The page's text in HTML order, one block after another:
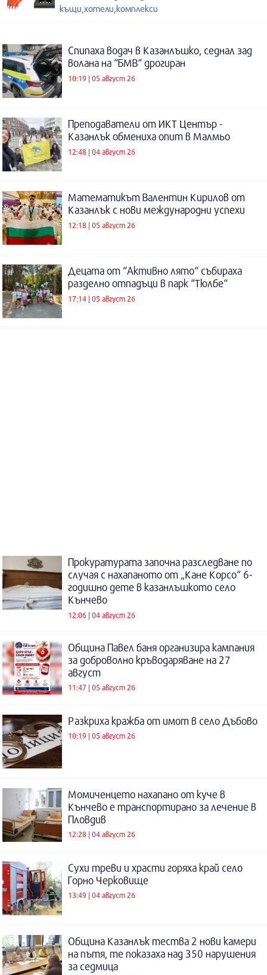
къщи,хотели,комплекси
Спипаха водач в Казанлъшко, седнал зад
волана на “БМВ“ дрогиран
10:19 | 05 август 26
Преподаватели от ИКТ Център -
Казанлък обмениха опит в Малмьо
12:48 | 04 август 26
Математикът Валентин Кирилов от
Казанлък с нови международни успехи
12:18 | 05 август 26
Децата от “Активно лято“ събираха
разделно отпадъци в парк “Тюлбе“
17:14 | 05 август 26
Прокуратурата започна разследване по
случая с нахапаното от „Кане Корсо“ 6-
годишно дете в казанлъшкото село
Кънчево
12:06 | 04 август 26
Община Павел баня организира кампания
за доброволно кръводаряване на 27
август
11:47 | 05 август 26
Разкриха кражба от имот в село Дъбово
10:19 | 05 август 26
Момиченцето нахапано от куче в
Кънчево е транспортирано за лечение в
Пловдив
12:28 | 04 август 26
Сухи треви и храсти горяха край село
Горно Черковище
13:49 | 04 август 26
Община Казанлък тества 2 нови камери
на пътя, те показаха над 350 нарушения
за седмица